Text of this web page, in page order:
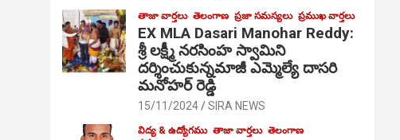
తాజా వార్తలు తెలంగాణ ప్రజా సమస్యలు ప్రముఖ వార్తలు
EX MLA Dasari Manohar Reddy:
శ్రీ లక్ష్మీ నరసింహ స్వామిని
దర్శించుకున్నమాజీ ఎమ్మెల్యే దాసరి
మనోహర్ రెడ్డి
15/11/2024 SIRA NEWS
విద్య & ఉద్యోగము తాజా వార్తలు తెలంగాణ